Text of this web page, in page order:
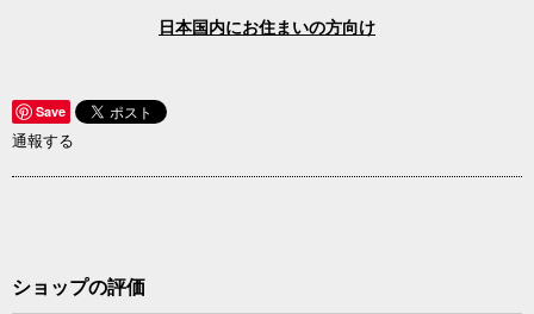
日本国内にお住まいの方向け
Save
通報する
ショップの評価